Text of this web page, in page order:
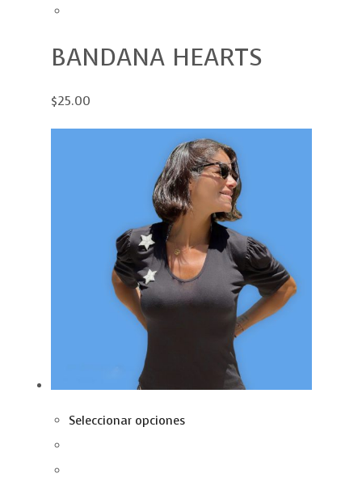
BANDANA HEARTS
$25.00
Seleccionar opciones